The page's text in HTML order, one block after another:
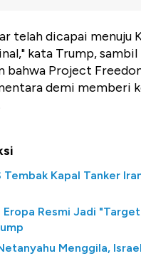
telah dicapai menuju
kata Trump, sambil
bahwa Project
demi memberi
Tembak Kapal Tanker
Eropa Resmi Jadi "Target
Menggila,